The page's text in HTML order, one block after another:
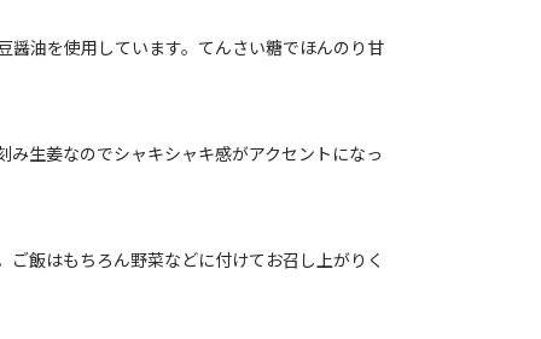
醤油を使用しています。てんさい糖でほんのり甘
み生姜なのでシャキシャキ感がアクセントになっ
飯はもちろん野菜などに付けてお召し上がりく